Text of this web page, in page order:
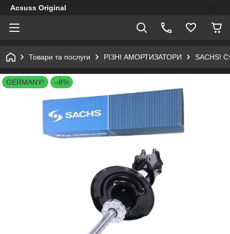
Acsuss Original
Товари та послуги РІЗНІ АМОРТИЗАТОРИ SACHS!
GERMANY! –8%